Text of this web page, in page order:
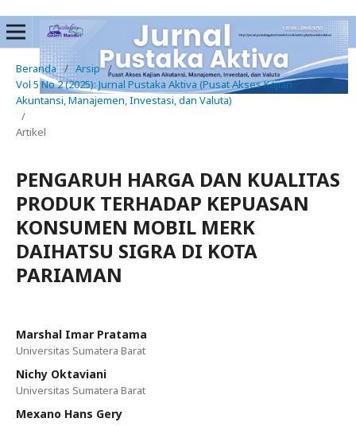
Beranda / Arsip
/
Vol 5 No 2 (2025): Jurnal Pustaka Aktiva (Pusat Akses Kajian
Akuntansi, Manajemen, Investasi, dan Valuta)
/
Artikel
PENGARUH HARGA DAN KUALITAS
PRODUK TERHADAP KEPUASAN
KONSUMEN MOBIL MERK
DAIHATSU SIGRA DI KOTA
PARIAMAN
Marshal Imar Pratama
Universitas Sumatera Barat
Nichy Oktaviani
Universitas Sumatera Barat
Mexano Hans Gery